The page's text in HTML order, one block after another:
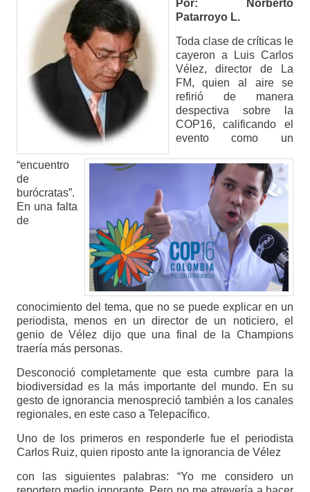
Por: Norberto
Patarroyo L.
Toda clase de críticas le
cayeron a Luis Carlos
Vélez, director de La
FM, quien al aire se
refirió de manera
despectiva sobre la
COP16, calificando el
evento como un
“encuentro
de
burócratas”.
En una falta
de
conocimiento del tema, que no se puede explicar en un
periodista, menos en un director de un noticiero, el
genio de Vélez dijo que una final de la Champions
traería más personas.
Desconoció completamente que esta cumbre para la
biodiversidad es la más importante del mundo. En su
gesto de ignorancia menospreció también a los canales
regionales, en este caso a Telepacífico.
Uno de los primeros en responderle fue el periodista
Carlos Ruiz, quien riposto ante la ignorancia de Vélez
con las siguientes palabras: “Yo me considero un